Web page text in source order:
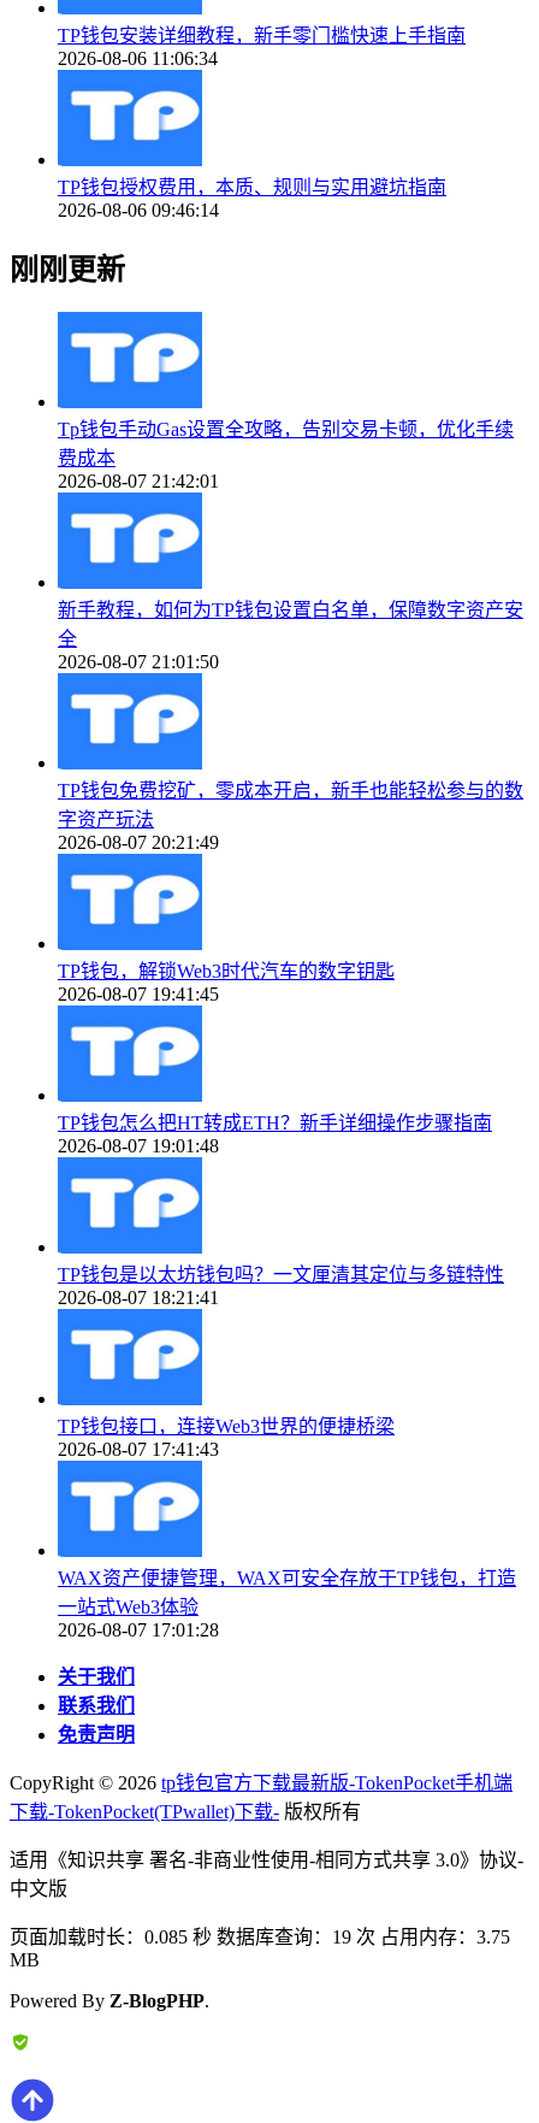
TP钱包安装详细教程，新手零门槛快速上手指南
2026-08-06 11:06:34
TP钱包授权费用，本质、规则与实用避坑指南
2026-08-06 09:46:14
刚刚更新
Tp钱包手动Gas设置全攻略，告别交易卡顿，优化手续
费成本
2026-08-07 21:42:01
新手教程，如何为TP钱包设置白名单，保障数字资产安
全
2026-08-07 21:01:50
TP钱包免费挖矿，零成本开启，新手也能轻松参与的数
字资产玩法
2026-08-07 20:21:49
TP钱包，解锁Web3时代汽车的数字钥匙
2026-08-07 19:41:45
TP钱包怎么把HT转成ETH？新手详细操作步骤指南
2026-08-07 19:01:48
TP钱包是以太坊钱包吗？一文厘清其定位与多链特性
2026-08-07 18:21:41
TP钱包接口，连接Web3世界的便捷桥梁
2026-08-07 17:41:43
WAX资产便捷管理，WAX可安全存放于TP钱包，打造
一站式Web3体验
2026-08-07 17:01:28
关于我们
联系我们
免责声明
CopyRight © 2026 tp钱包官方下载最新版-TokenPocket手机端
下载-TokenPocket(TPwallet)下载- 版权所有
适用《知识共享 署名-非商业性使用-相同方式共享 3.0》协议-
中文版
页面加载时长：0.085 秒 数据库查询：19 次 占用内存：3.75
MB
Powered By Z-BlogPHP.